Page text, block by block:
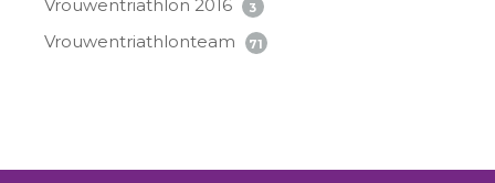
Vrouwentriathlon 2016 3
Vrouwentriathlonteam 71